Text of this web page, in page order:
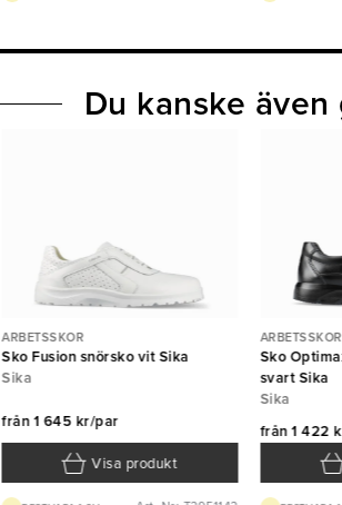
ARBETSSKOR
Sko Fusion snörsko vit Sika
Sika
från1 645 kr/par
Visa produkt
ARBETSSKOR
Sko
svart Sika
Sika
från1 422
Du kanske även